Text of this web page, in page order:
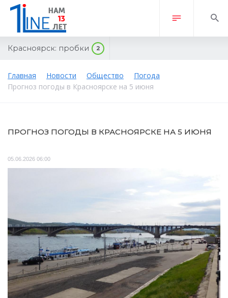
Красноярск: пробки 2
Главная Новости Общество
Погода
Прогноз погоды в Красноярске на 5 июня
ПРОГНОЗ ПОГОДЫ В КРАСНОЯРСКЕ НА 5 ИЮНЯ
05.06.2026 06:00